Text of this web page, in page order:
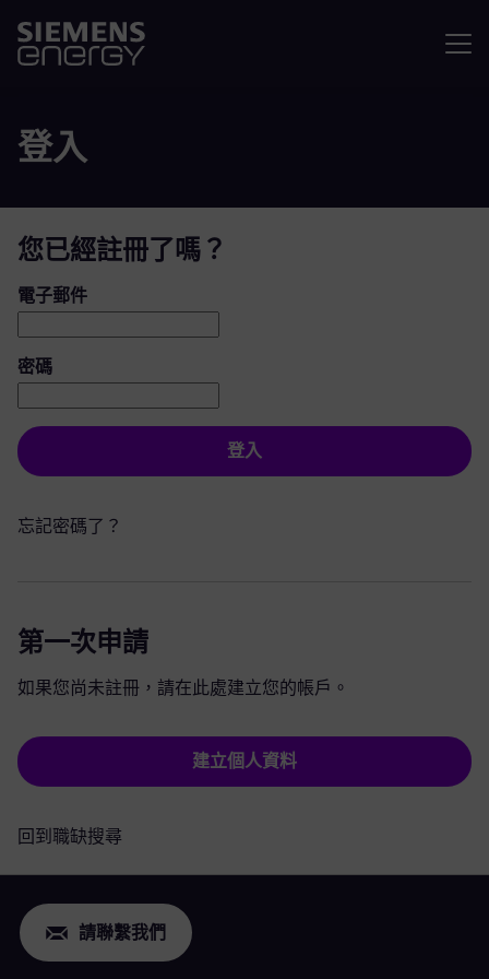
登入
您已經註冊了嗎？
登入：使用者和密碼
電子郵件
密碼
登入
忘記密碼了？
第一次申請
如果您尚未註冊，請在此處建立您的帳戶。
建立個人資料
回到職缺搜尋
請聯繫我們